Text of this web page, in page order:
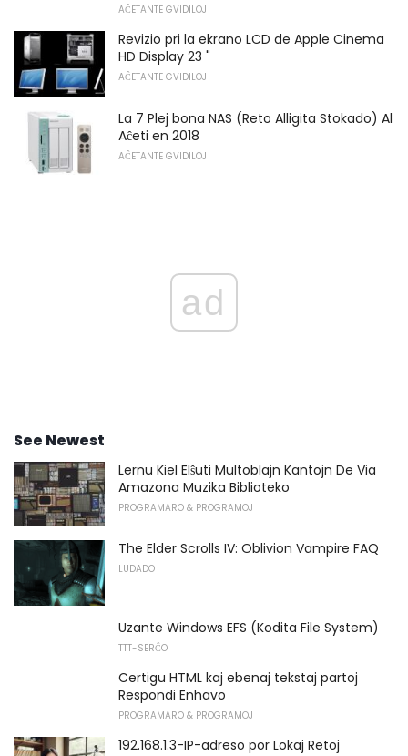
AĈETANTE GVIDILOJ
Revizio pri la ekrano LCD de Apple Cinema
HD Display 23 "
AĈETANTE GVIDILOJ
La 7 Plej bona NAS (Reto Alligita Stokado) Al
Aĉeti en 2018
AĈETANTE GVIDILOJ
ad
See Newest
Lernu Kiel Elŝuti Multoblajn Kantojn De Via
Amazona Muzika Biblioteko
PROGRAMARO & PROGRAMOJ
The Elder Scrolls IV: Oblivion Vampire FAQ
LUDADO
Uzante Windows EFS (Kodita File System)
TTT-SERĈO
Certigu HTML kaj ebenaj tekstaj partoj
Respondi Enhavo
PROGRAMARO & PROGRAMOJ
192.168.1.3-IP-adreso por Lokaj Retoj